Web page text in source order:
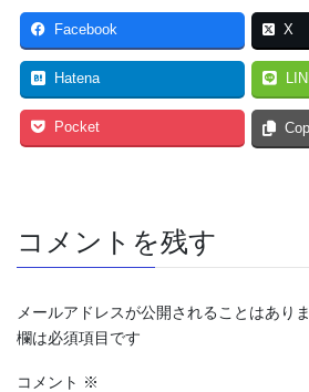
Facebook X
Hatena
Pocket
コメントを残す
メールアドレスが公開されることはありま
欄は必須項目です
コメント ※